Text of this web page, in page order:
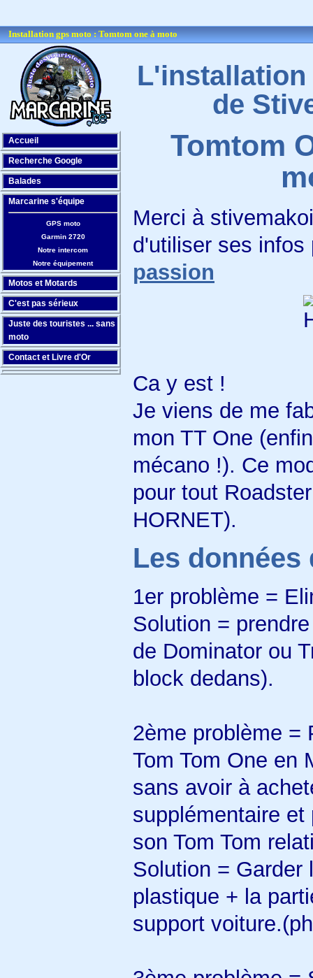
Installation gps moto : Tomtom one à moto
L'installation
de
Tomtom
Merci à
d'utiliser ses
passion
Ca y est !
Je viens de me
mon TT One
mécano !). Ce
pour tout
HORNET).
Les données
1er problème =
Solution =
de Dominator ou
block dedans).
2ème problème =
Tom Tom One en
sans avoir à
supplémentaire
son Tom Tom
Solution = Garder
plastique + la
support
Accueil
Recherche Google
Balades
Marcarine s'équipe
GPS moto
Garmin 2720
Notre intercom
Notre équipement
Motos et Motards
C'est pas sérieux
Juste des touristes ... sans
moto
Contact et Livre d'Or